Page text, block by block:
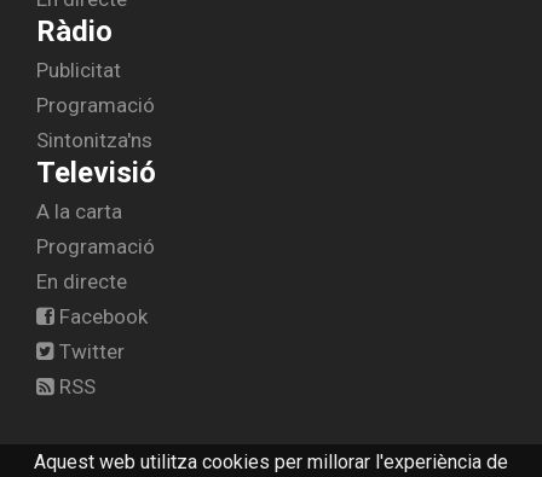
Aquest web utilitza cookies per millorar l'experiència de
Ràdio
Publicitat
Programació
Sintonitza'ns
Televisió
A la carta
Programació
En directe
Facebook
Twitter
RSS
© 2026 radiolescala.cat -Avís legal-Contactar